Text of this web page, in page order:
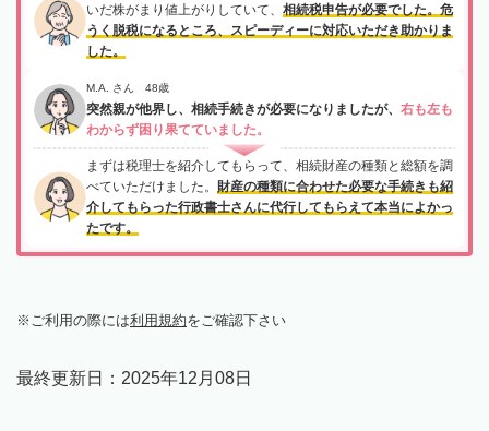
いだ株がまり値上がりしていて、 相続税申告が必要でした。危
うく脱税になるところ、スピーディーに対応いただき助かりま
した。
M.A. さん 48歳
突然親が他界し、相続手続きが必要になりましたが、 右も左も
わからず困り果てていました。
まずは税理士を紹介してもらって、相続財産の種類と総額を調
べていただけました。 財産の種類に合わせた必要な手続きも紹
介してもらった行政書士さんに代行してもらえて本当によかっ
たです。
ご利用の際には利用規約をご確認下さい
最終更新日： 2025年12月08日